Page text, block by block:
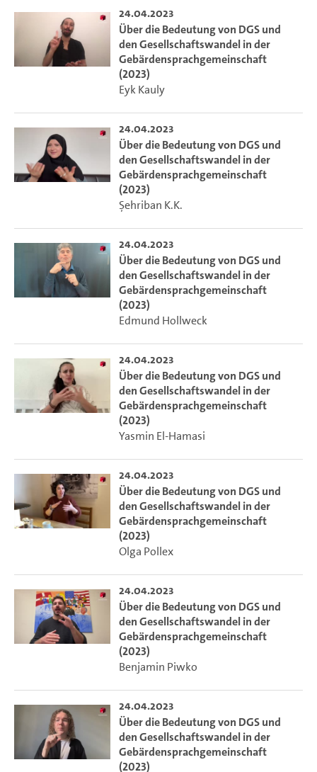
24.04.2023
Über die Bedeutung von DGS und
den Gesellschaftswandel in der
Gebärdensprachgemeinschaft
(2023)
Eyk Kauly
24.04.2023
Über die Bedeutung von DGS und
den Gesellschaftswandel in der
Gebärdensprachgemeinschaft
(2023)
Şehriban K.K.
24.04.2023
Über die Bedeutung von DGS und
den Gesellschaftswandel in der
Gebärdensprachgemeinschaft
(2023)
Edmund Hollweck
24.04.2023
Über die Bedeutung von DGS und
den Gesellschaftswandel in der
Gebärdensprachgemeinschaft
(2023)
Yasmin El-Hamasi
24.04.2023
Über die Bedeutung von DGS und
den Gesellschaftswandel in der
Gebärdensprachgemeinschaft
(2023)
Olga Pollex
24.04.2023
Über die Bedeutung von DGS und
den Gesellschaftswandel in der
Gebärdensprachgemeinschaft
(2023)
Benjamin Piwko
24.04.2023
Über die Bedeutung von DGS und
den Gesellschaftswandel in der
Gebärdensprachgemeinschaft
(2023)